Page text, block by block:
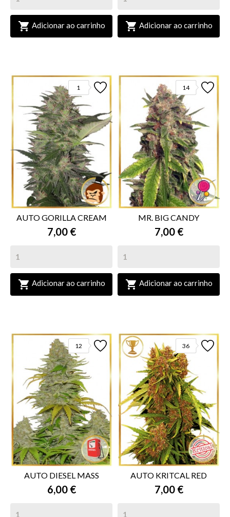
 Adicionar ao carrinho  Adicionar ao carrinho
1
AUTO GORILLA CREAM
7,00 €
 Adicionar ao carrinho
14
MR. BIG CANDY
7,00 €
 Adicionar ao carrinho
12
AUTO DIESEL MASS
6,00 €
36
AUTO KRITCAL RED
7,00 €